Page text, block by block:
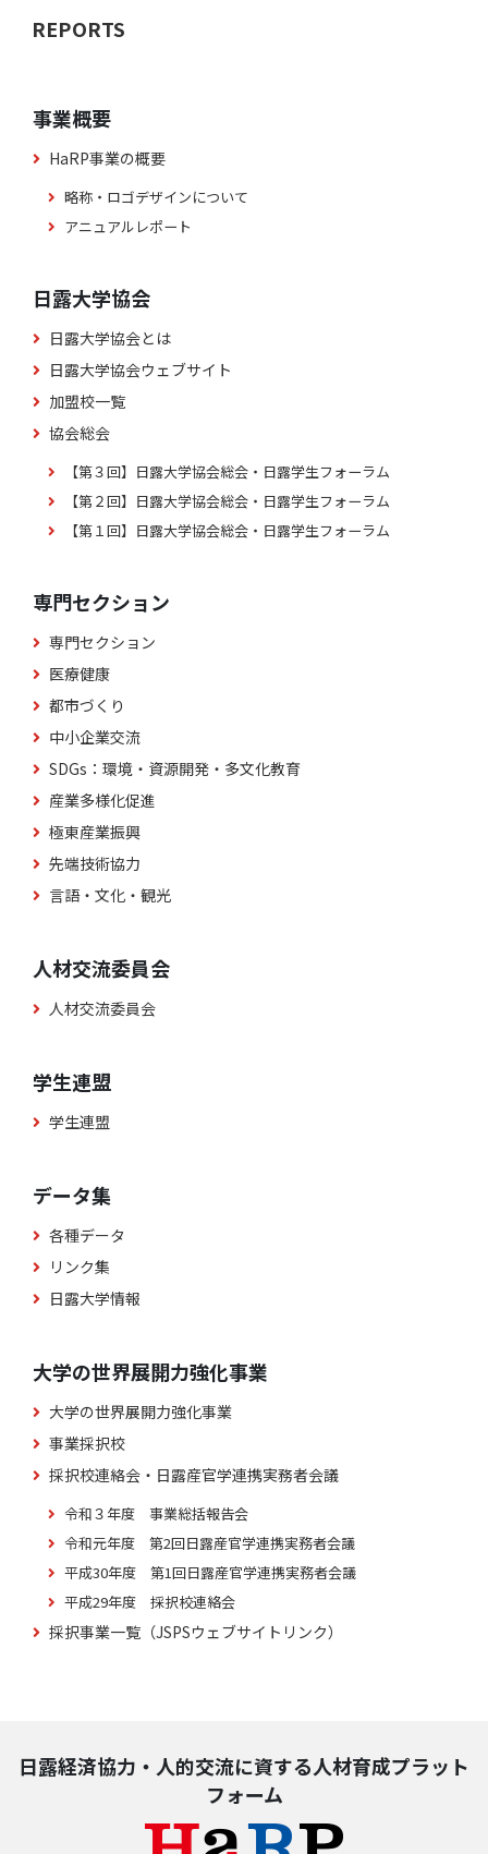
REPORTS
事業概要
HaRP事業の概要
略称・ロゴデザインについて
アニュアルレポート
日露大学協会
日露大学協会とは
日露大学協会ウェブサイト
加盟校一覧
協会総会
【第３回】日露大学協会総会・日露学生フォーラム
【第２回】日露大学協会総会・日露学生フォーラム
【第１回】日露大学協会総会・日露学生フォーラム
専門セクション
専門セクション
医療健康
都市づくり
中小企業交流
SDGs：環境・資源開発・多文化教育
産業多様化促進
極東産業振興
先端技術協力
言語・文化・観光
人材交流委員会
人材交流委員会
学生連盟
学生連盟
データ集
各種データ
リンク集
日露大学情報
大学の世界展開力強化事業
大学の世界展開力強化事業
事業採択校
採択校連絡会・日露産官学連携実務者会議
令和３年度 事業総括報告会
令和元年度 第2回日露産官学連携実務者会議
平成30年度 第1回日露産官学連携実務者会議
平成29年度 採択校連絡会
採択事業一覧（JSPSウェブサイトリンク）
日露経済協力・人的交流に資する人材育成プラット
フォーム